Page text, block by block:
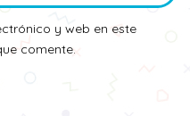
y web en este
comente.